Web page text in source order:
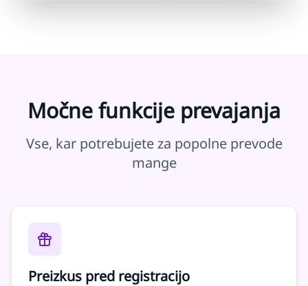
Močne funkcije prevajanja
Vse, kar potrebujete za popolne prevode
mange
Preizkus pred registracijo